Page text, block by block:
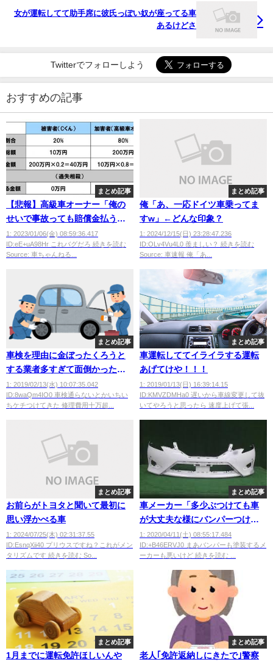
女が運転してて助手席に彼氏っぽい奴が座ってる車
あるけどさ
Twitterでフォローしよう
おすすめの記事
まとめ記事
【悲報】高級車オーナー「俺の
せいで事故っても賠償金払うの
は被害者ねｗ」
1: 2023/01/06(金) 08:59:36.417
ID:eE+uA98Hr これバグだろ 続きを読む
Source: 車ちゃんねる...
まとめ記事
俺「あ、一応ドイツ車乗ってま
すw」←どんな印象？
1: 2024/12/15(日) 23:28:47.236
ID:OLv4Vu4L0 羨ましい？ 続きを読む
Source: 車速報 俺「あ...
まとめ記事
車検を理由に金ぼったくろうと
する業者多すぎて面倒かった
wwwwwwwwwwwwwwww
1: 2019/02/13(水) 10:07:35.042
ID:8waQm4IO0 車検通らないとかいちい
ちケチつけてきた 修理費用十万超...
まとめ記事
車運転しててイライラする運転
あげてけや！！！
1: 2019/01/13(日) 16:39:14.15
ID:KMVZDMHa0 遅いから車線変更して抜
いてやろうと思ったら 速度上げて張...
まとめ記事
お前らがトヨタと聞いて最初に
思い浮かべる車
1: 2024/07/25(木) 02:31:37.55
ID:EsnqXii40 プリウスですね？これがメン
タリズムです 続きを読む So...
まとめ記事
車メーカー「多少ぶつけても車
が大丈夫な様にバンパーつけよ
う！！」お前ら「バンパーに傷
ついた！！修理しないと！！」
←コレwwwwwwwww
1: 2020/04/11(土) 08:55:17.484
ID:+B46ERVJ0 まあバンパーも塗装するメ
ーカーも悪いけど 続きを読む ...
まとめ記事
1月までに運転免許ほしいんや
まとめ記事
老人｢免許返納しにきたで｣警察